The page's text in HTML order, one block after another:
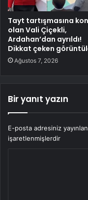
Tayt tartışmasına
olan Vali Çiçekli,
Ardahan’dan ayrıldı!
Dikkat çeken
Ağustos 7, 2026
Bir yanıt yazın
E-posta adresiniz
işaretlenmişlerdir